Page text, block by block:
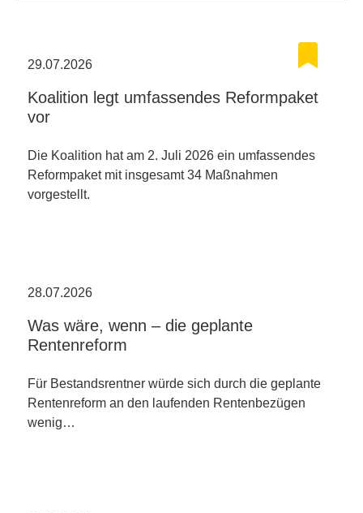
29.07.2026
Koalition legt umfassendes Reformpaket
vor
Die Koalition hat am 2. Juli 2026 ein umfassendes
Reformpaket mit insgesamt 34 Maßnahmen
vorgestellt.
28.07.2026
Was wäre, wenn – die geplante
Rentenreform
Für Bestandsrentner würde sich durch die geplante
Rentenreform an den laufenden Rentenbezügen
wenig…